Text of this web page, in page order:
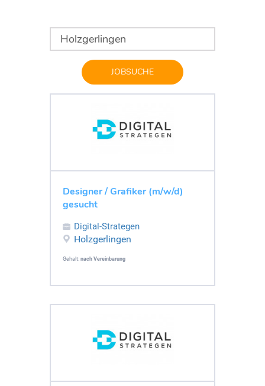
JOBSUCHE
Designer / Grafiker (m/w/d)
gesucht
Digital-Strategen
Holzgerlingen
Gehalt: nach Vereinbarung